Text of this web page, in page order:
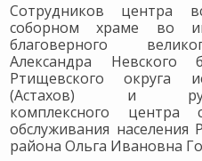
Сотрудников центра
соборном храме во
благоверного
Александра Невского
Ртищевского округа
(Астахов) и
комплексного центра
обслуживания населения
района Ольга Ивановна